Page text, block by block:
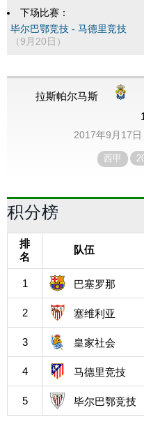
下场比赛：
毕尔巴鄂竞技 - 马德里竞技
（9月20日）
拉斯帕尔马斯
2017年9月17日
西甲
积分榜
排
名
队伍
1 巴塞罗那
2 塞维利亚
3 皇家社会
4 马德里竞技
5 毕尔巴鄂竞技